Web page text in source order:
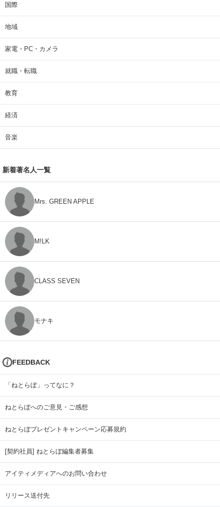
国際
地域
家電・PC・カメラ
就職・転職
教育
経済
音楽
新着著名人一覧
Mrs. GREEN APPLE
M!LK
CLASS SEVEN
モナキ
FEEDBACK
「ねとらぼ」ってなに？
ねとらぼへのご意見・ご感想
ねとらぼプレゼントキャンペーン応募規約
[契約社員] ねとらぼ編集者募集
アイティメディアへのお問い合わせ
リリース送付先